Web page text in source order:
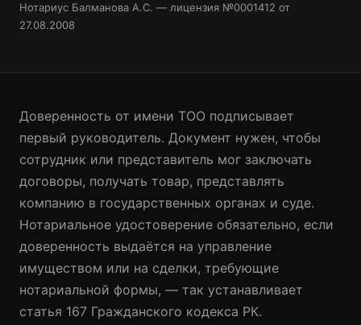
WhatsApp +7 777 250 93 08
Нотариус Балманова А.С. — лицензия №0001412 от
27.08.2008
Доверенность от имени ТОО подписывает
первый руководитель. Документ нужен, чтобы
сотрудник или представитель мог заключать
договоры, получать товар, представлять
компанию в государственных органах и суде.
Нотариальное удостоверение обязательно, если
доверенность выдаётся на управление
имуществом или на сделки, требующие
нотариальной формы, — так устанавливает
статья 167 Гражданского кодекса РК.